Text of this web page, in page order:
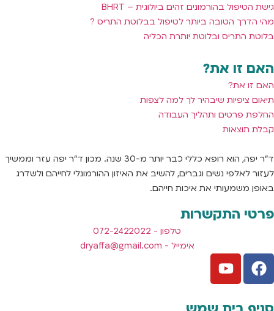
גישת הטיפול בהורמונים זהים ביולוגית – BHRT
מהי הדרך הטובה ביותר לטיפול בבלוטת התריס ?
בלוטת התריס ובלוטת יותרת הכליה
האם זו את?
האם זו את?
תיאום ציפיות שיבהיר לך למה לצפות
החלפת פרטים ותהליך העבודה
קבלת תוצאות
ד"ר יפה, הוא רופא כללי כבר יותר מ-30 שנה. מכון ד"ר יפה עזר וממשיך
לעזור לאלפי נשים וגברים, להשיב את האיזון ההורמונלי לחייהם ולשדרג
באופן משמעותי את איכות חייהם.
פרטי התקשרות
טלפון - 072-2422022
אימייל - dryaffa@gmail.com